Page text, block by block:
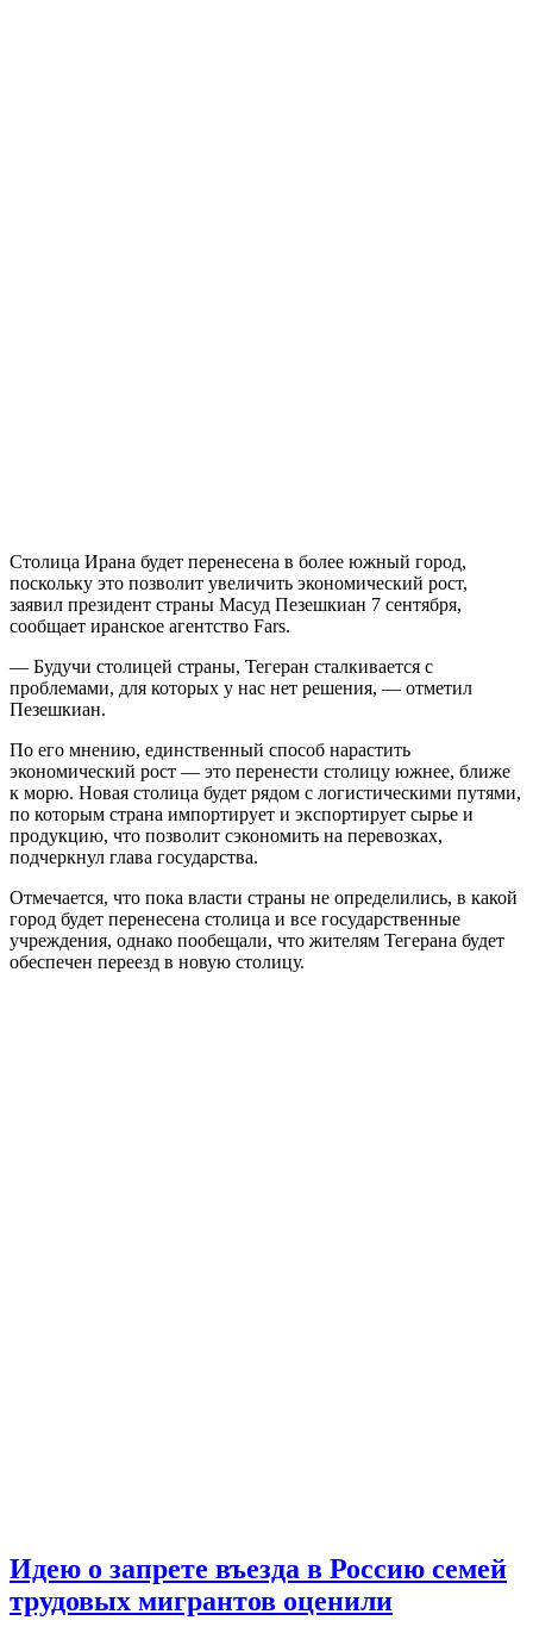
Столица Ирана будет перенесена в более южный город,
поскольку это позволит увеличить экономический рост,
заявил президент страны Масуд Пезешкиан 7 сентября,
сообщает иранское агентство Fars.
— Будучи столицей страны, Тегеран сталкивается с
проблемами, для которых у нас нет решения, — отметил
Пезешкиан.
По его мнению, единственный способ нарастить
экономический рост — это перенести столицу южнее, ближе
к морю. Новая столица будет рядом с логистическими путями,
по которым страна импортирует и экспортирует сырье и
продукцию, что позволит сэкономить на перевозках,
подчеркнул глава государства.
Отмечается, что пока власти страны не определились, в какой
город будет перенесена столица и все государственные
учреждения, однако пообещали, что жителям Тегерана будет
обеспечен переезд в новую столицу.
Идею о запрете въезда в Россию семей
трудовых мигрантов оценили